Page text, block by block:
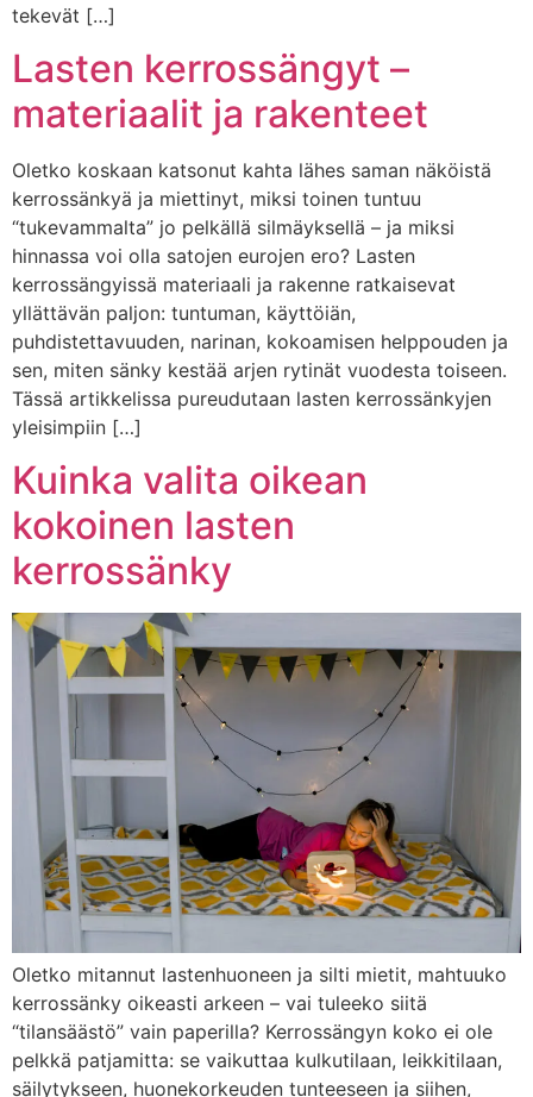
tekevät […]
Lasten kerrossängyt –
materiaalit ja rakenteet
Oletko koskaan katsonut kahta lähes saman näköistä
kerrossänkyä ja miettinyt, miksi toinen tuntuu
“tukevammalta” jo pelkällä silmäyksellä – ja miksi
hinnassa voi olla satojen eurojen ero? Lasten
kerrossängyissä materiaali ja rakenne ratkaisevat
yllättävän paljon: tuntuman, käyttöiän,
puhdistettavuuden, narinan, kokoamisen helppouden ja
sen, miten sänky kestää arjen rytinät vuodesta toiseen.
Tässä artikkelissa pureudutaan lasten kerrossänkyjen
yleisimpiin […]
Kuinka valita oikean
kokoinen lasten
kerrossänky
Oletko mitannut lastenhuoneen ja silti mietit, mahtuuko
kerrossänky oikeasti arkeen – vai tuleeko siitä
“tilansäästö” vain paperilla? Kerrossängyn koko ei ole
pelkkä patjamitta: se vaikuttaa kulkutilaan, leikkitilaan,
säilytykseen, huonekorkeuden tunteeseen ja siihen,